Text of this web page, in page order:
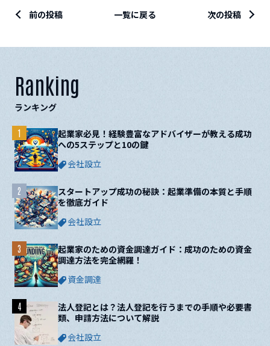
前の投稿 一覧に戻る 次の投稿
Ranking
ランキング
起業家必見！経験豊富なアドバイザーが教える成功
への5ステップと10の鍵
会社設立
1
スタートアップ成功の秘訣：起業準備の本質と手順
を徹底ガイド
会社設立
2
起業家のための資金調達ガイド：成功のための資金
調達方法を完全網羅！
資金調達
3
法人登記とは？法人登記を行うまでの手順や必要書
類、申請方法について解説
会社設立
4